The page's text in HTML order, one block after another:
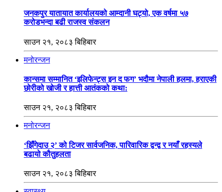
जनकपुर यातायात कार्यालयको आम्दानी घट्यो, एक वर्षमा ५७
करोडभन्दा बढी राजस्व संकलन
साउन २१, २०८३ बिहिबार
मनोरन्जन
कान्समा सम्मानित ‘इलिफेन्ट्स इन द फग’ भदौमा नेपाली हलमा, हराएकी
छोरीको खोजी र हात्ती आतंकको कथा:
साउन २१, २०८३ बिहिबार
मनोरन्जन
‘झिँगेदाउ २’ को टिजर सार्वजनिक, पारिवारिक द्वन्द्व र नयाँ रहस्यले
बढायो कौतुहलता
साउन २१, २०८३ बिहिबार